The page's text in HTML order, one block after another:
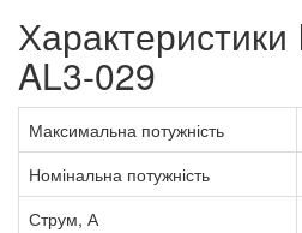
AL3-029
Максимальна потужність
Номінальна потужність
Струм, А